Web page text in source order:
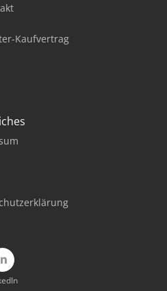
Verschließmaschine
Kaufvertrag